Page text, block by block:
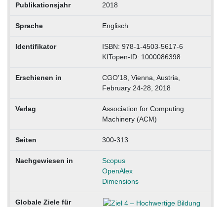
Publikationsjahr 2018
Sprache Englisch
Identifikator
ISBN: 978-1-4503-5617-6
KITopen-ID: 1000086398
Erschienen in
CGO’18, Vienna, Austria,
February 24-28, 2018
Verlag
Association for Computing
Machinery (ACM)
Seiten 300-313
Nachgewiesen in
Scopus
OpenAlex
Dimensions
Globale Ziele für